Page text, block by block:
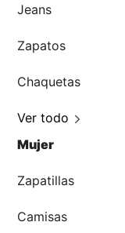
Jeans
Zapatos
Chaquetas
Ver todo
Mujer
Zapatillas
Camisas